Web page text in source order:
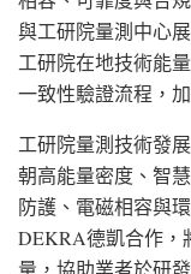
與工研院量測中心
工研院在地技術能
一致性驗證流程，
工研院量測技術發
朝高能量密度、智
防護、電磁相容與
DEKRA德凱合作，